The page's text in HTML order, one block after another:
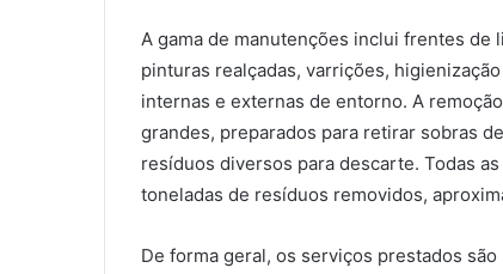
A gama de manutenções inclui frentes de
pinturas realçadas, varrições,
internas e externas de entorno. A
grandes, preparados para retirar sobras
resíduos diversos para descarte. Todas
toneladas de resíduos removidos,
De forma geral, os serviços prestados